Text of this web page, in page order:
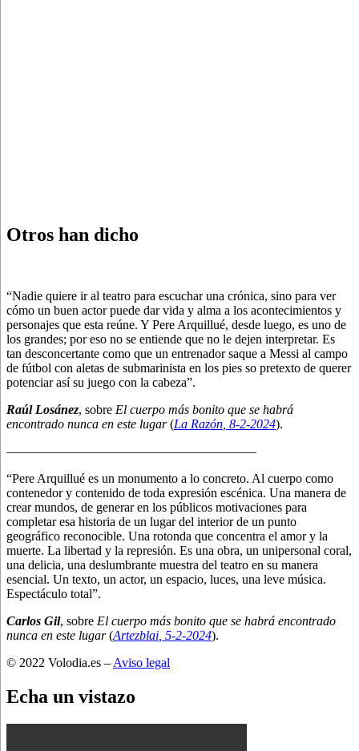
Otros han dicho
“Nadie quiere ir al teatro para escuchar una crónica, sino para ver
cómo un buen actor puede dar vida y alma a los acontecimientos y
personajes que esta reúne. Y Pere Arquillué, desde luego, es uno de
los grandes; por eso no se entiende que no le dejen interpretar. Es
tan desconcertante como que un entrenador saque a Messi al campo
de fútbol con aletas de submarinista en los pies so pretexto de querer
potenciar así su juego con la cabeza”.
Raúl Losánez, sobre El cuerpo más bonito que se habrá
encontrado nunca en este lugar(La Razón , 8-2-2024).
———————————————————–
“Pere Arquillué es un monumento a lo concreto. Al cuerpo como
contenedor y contenido de toda expresión escénica. Una manera de
crear mundos, de generar en los públicos motivaciones para
completar esa historia de un lugar del interior de un punto
geográfico reconocible. Una rotonda que concentra el amor y la
muerte. La libertad y la represión. Es una obra, un unipersonal coral,
una delicia, una deslumbrante muestra del teatro en su manera
esencial. Un texto, un actor, un espacio, luces, una leve música.
Espectáculo total”.
Carlos Gil, sobre El cuerpo más bonito que se habrá encontrado
nunca en este lugar(Artezblai , 5-2-2024).
© 2022 Volodia.es – Aviso legal
Echa un vistazo